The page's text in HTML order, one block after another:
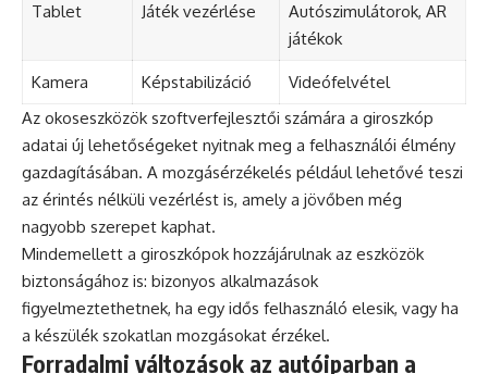
Tablet Játék vezérlése
Autószimulátorok, AR
játékok
Kamera Képstabilizáció
Videófelvétel
Az okoseszközök szoftverfejlesztői számára a giroszkóp
adatai új lehetőségeket nyitnak meg a felhasználói élmény
gazdagításában. A mozgásérzékelés például lehetővé teszi
az érintés nélküli vezérlést is, amely a jövőben még
nagyobb szerepet kaphat.
Mindemellett a giroszkópok hozzájárulnak az eszközök
biztonságához is: bizonyos alkalmazások
figyelmeztethetnek, ha egy idős felhasználó elesik, vagy ha
a készülék szokatlan mozgásokat érzékel.
Forradalmi változások az autóiparban a